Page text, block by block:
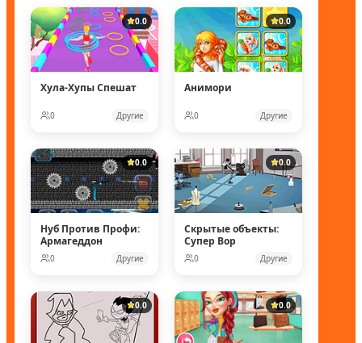
0.0
Хула-Хупы Спешат
0 Другие
0.0
Анимори
0 Другие
0.0
Нуб Против Профи:
Армагеддон
0 Другие
0.0
Скрытые объекты:
Супер Вор
0 Другие
0.0 0.0